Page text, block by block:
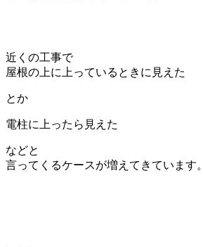
近くの工事で
屋根の上に上っているときに見えた
とか
電柱に上ったら見えた
などと
言ってくるケースが増えてきています。